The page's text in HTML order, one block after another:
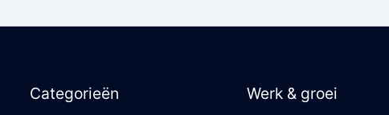
Categorieën Werk & groei